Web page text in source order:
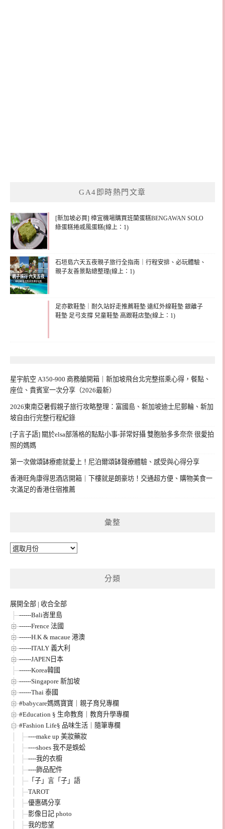
GA4即時熱門文章
[新加坡必買] 樟宜機場購買班蘭蛋糕BENGAWAN SOLO
綠蛋糕捲戚風蛋糕(線上：1)
石垣島六天五夜親子旅行全指南｜行程安排、必玩體驗、
親子友善景點總整理(線上：1)
足亦歡鞋墊｜耐久站好走推薦鞋墊 遠紅外線鞋墊 銀離子
鞋墊 足弓支撐 兒童鞋墊 高跟鞋店墊(線上：1)
星宇航空 A350-900 商務艙開箱｜新加坡飛台北完整搭乘心得，餐點、
座位、貴賓室一次分享（2026最新）
2026東南亞暑假親子旅行攻略整理：富國島、新加坡迪士尼郵輪、新加
坡自由行完整行程紀錄
[子言子語] 關於elsa部落格的點點小事-菲常好攝 雙胞胎多多奈奈 很愛拍
照的媽媽
第一次做頌缽療癒就愛上！尼泊爾頌缽聲療體驗、感受與心得分享
香港旺角康得思酒店開箱｜下樓就是朗豪坊！交通超方便、購物美食一
次滿足的香港住宿推薦
彙整
彙
分類
展開全部 | 收合全部
------Bali峇里島
------Frence 法國
------H.K & macaue 港澳
------ITALY 義大利
------JAPEN日本
------Korea韓國
------Singapore 新加坡
------Thai 泰國
#babycare媽媽寶寶｜親子育兒專欄
#Education § 生命教育｜教育升學專欄
#Fashion Life§ 品味生活｜隨筆專欄
----make up 美妝藥妝
----shoes 我不是蜈蚣
----我的衣櫥
----飾品配件
「子」言「子」語
TAROT
優惠碼分享
影像日記 photo
我的慾望